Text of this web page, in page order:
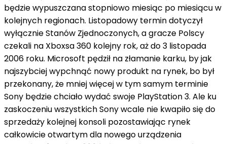
będzie wypuszczana stopniowo miesiąc po miesiącu w
kolejnych regionach. Listopadowy termin dotyczył
wyłącznie Stanów Zjednoczonych, a gracze Polscy
czekali na Xboxsa 360 kolejny rok, aż do 3 listopada
2006 roku. Microsoft pędził na złamanie karku, by jak
najszybciej wypchnąć nowy produkt na rynek, bo był
przekonany, że mniej więcej w tym samym terminie
Sony będzie chciało wydać swoje PlayStation 3. Ale ku
zaskoczeniu wszystkich Sony wcale nie kwapiło się do
sprzedaży kolejnej konsoli pozostawiając rynek
całkowicie otwartym dla nowego urządzenia